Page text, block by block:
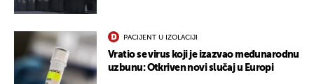
PACIJENT U IZOLACIJI
Vratio se virus koji je izazvao međunarodnu
uzbunu: Otkriven novi slučaj u Europi